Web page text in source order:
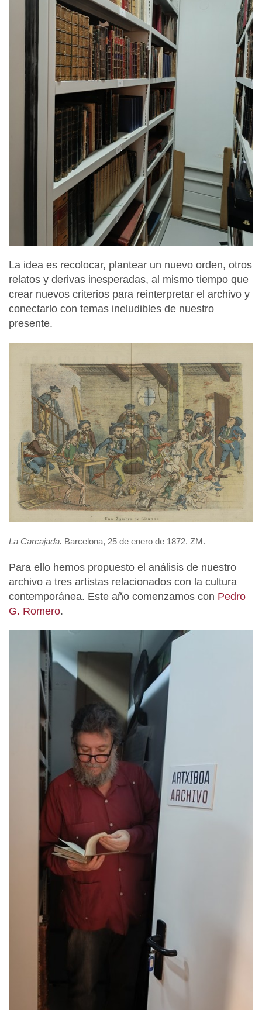
La idea es recolocar, plantear un nuevo orden, otros
relatos y derivas inesperadas, al mismo tiempo que
crear nuevos criterios para reinterpretar el archivo y
conectarlo con temas ineludibles de nuestro
presente.
La Carcajada. Barcelona, 25 de enero de 1872. ZM.
Para ello hemos propuesto el análisis de nuestro
archivo a tres artistas relacionados con la cultura
contemporánea. Este año comenzamos con Pedro
G. Romero.